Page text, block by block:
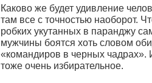
Каково же будет удивление
там все с точностью наоборот.
робких укутанных в паранджу
мужчины боятся хоть словом
«командиров в черных
тоже очень избирательное.